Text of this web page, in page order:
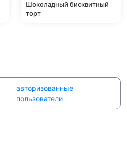
Шоколадный бисквитный
торт
авторизованные
пользователи